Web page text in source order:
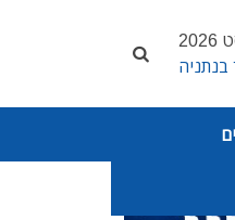
בנתניה